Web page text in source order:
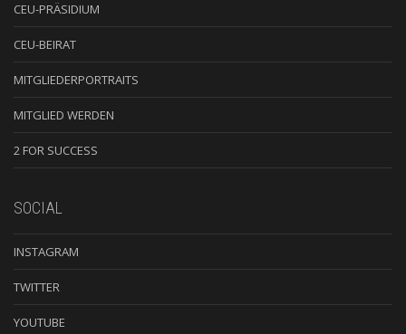
CEU-PRÄSIDIUM
CEU-BEIRAT
MITGLIEDERPORTRAITS
MITGLIED WERDEN
2 FOR SUCCESS
SOCIAL
INSTAGRAM
TWITTER
YOUTUBE